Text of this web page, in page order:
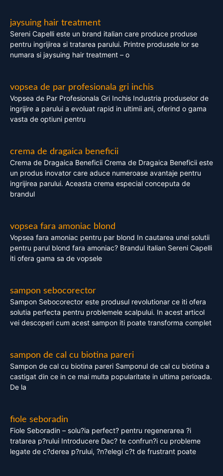
jaysuing hair treatment
Sereni Capelli este un brand italian care produce produse
pentru ingrijirea si tratarea parului. Printre produsele lor se
numara si jaysuing hair treatment – o
vopsea de par profesionala gri inchis
Vopsea de Par Profesionala Gri Inchis Industria produselor de
ingrijire a parului a evoluat rapid in ultimii ani, oferind o gama
vasta de optiuni pentru
crema de dragaica beneficii
Crema de Dragaica Beneficii Crema de Dragaica Beneficii este
un produs inovator care aduce numeroase avantaje pentru
ingrijirea parului. Aceasta crema especial conceputa de
brandul
vopsea fara amoniac blond
Vopsea fara amoniac pentru par blond In cautarea unei solutii
pentru parul blond fara amoniac? Brandul italian Sereni Capelli
iti ofera gama sa de vopsele
sampon sebocorector
Sampon Sebocorector este produsul revolutionar ce iti ofera
solutia perfecta pentru problemele scalpului. In acest articol
vei descoperi cum acest sampon iti poate transforma complet
sampon de cal cu biotina pareri
Sampon de cal cu biotina pareri Samponul de cal cu biotina a
castigat din ce in ce mai multa popularitate in ultima perioada.
De la
fiole seboradin
Fiole Seboradin – solu?ia perfect? pentru regenerarea ?i
tratarea p?rului Introducere Dac? te confrun?i cu probleme
legate de c?derea p?rului, ?n?elegi c?t de frustrant poate